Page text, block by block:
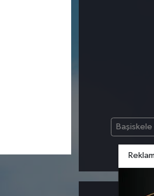
Başiskele